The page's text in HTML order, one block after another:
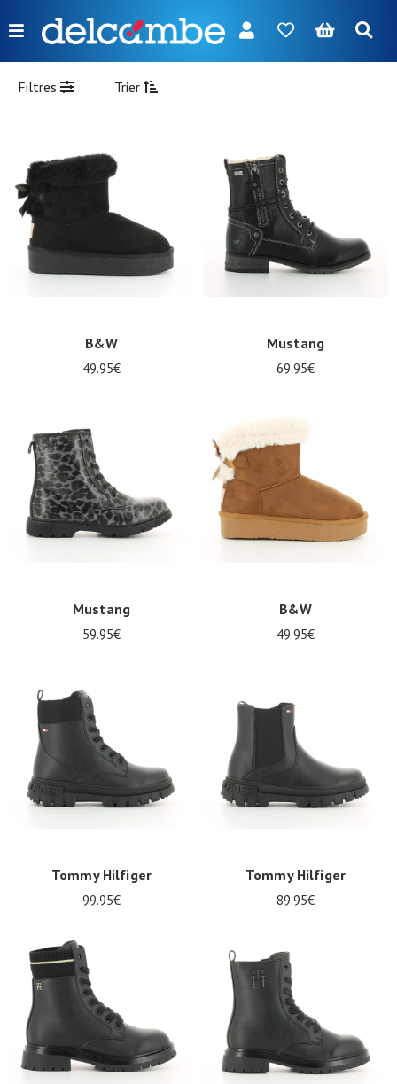
Menu
FR NL EN DE
Homme
Fille
Garçon
Sacs
Filtres Trier
B&W
49.95€
Mustang
69.95€
Mustang
59.95€
B&W
49.95€
Tommy Hilfiger
99.95€
Tommy Hilfiger
89.95€